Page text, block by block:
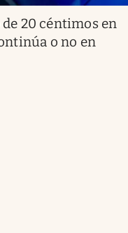
20 céntimos en
o no en